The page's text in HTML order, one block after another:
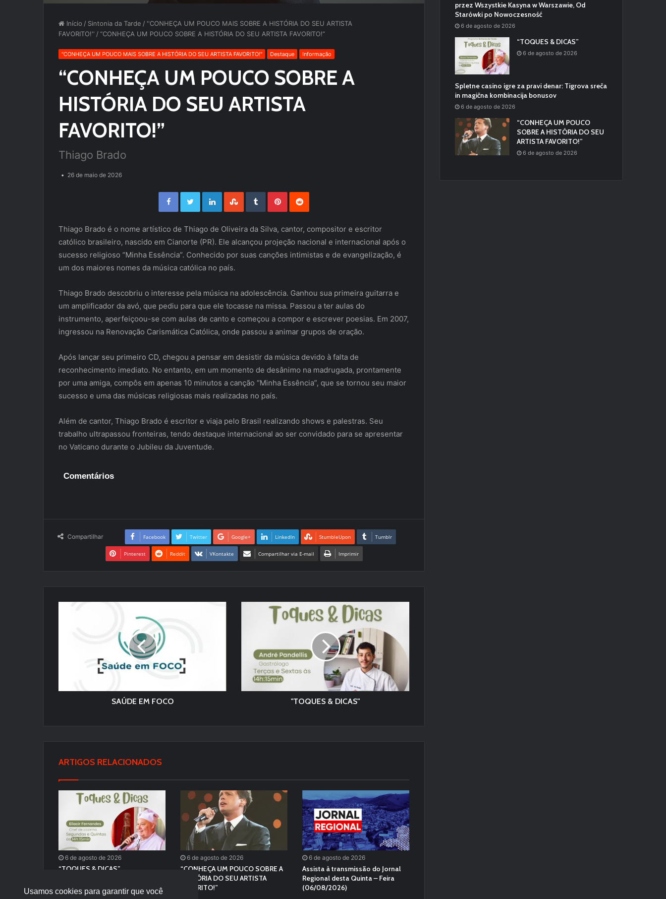
Usamos cookies para garantir que você
Início / Sintonia da Tarde / ''CONHEÇA UM POUCO MAIS SOBRE A HISTÓRIA DO SEU ARTISTA
FAVORITO!'' /“CONHEÇA UM POUCO SOBRE A HISTÓRIA DO SEU ARTISTA FAVORITO!”
''CONHEÇA UM POUCO MAIS SOBRE A HISTÓRIA DO SEU ARTISTA FAVORITO!'' Destaque Informação
“CONHEÇA UM POUCO SOBRE A
HISTÓRIA DO SEU ARTISTA
FAVORITO!”
Thiago Brado
26 de maio de 2026
Facebook Twitter LinkedIn StumbleUpon Tumblr Pinterest
Thiago Brado é o nome artístico de Thiago de Oliveira da Silva, cantor, compositor e escritor
católico brasileiro, nascido em Cianorte (PR). Ele alcançou projeção nacional e internacional após o
sucesso religioso “Minha Essência”. Conhecido por suas canções intimistas e de evangelização, é
um dos maiores nomes da música católica no país.
Thiago Brado descobriu o interesse pela música na adolescência. Ganhou sua primeira guitarra e
um amplificador da avó, que pediu para que ele tocasse na missa. Passou a ter aulas do
instrumento, aperfeiçoou-se com aulas de canto e começou a compor e escrever poesias. Em 2007,
ingressou na Renovação Carismática Católica, onde passou a animar grupos de oração.
Após lançar seu primeiro CD, chegou a pensar em desistir da música devido à falta de
reconhecimento imediato. No entanto, em um momento de desânimo na madrugada, prontamente
por uma amiga, compôs em apenas 10 minutos a canção “Minha Essência”, que se tornou seu maior
sucesso e uma das músicas religiosas mais realizadas no país.
Além de cantor, Thiago Brado é escritor e viaja pelo Brasil realizando shows e palestras. Seu
trabalho ultrapassou fronteiras, tendo destaque internacional ao ser convidado para se apresentar
no Vaticano durante o Jubileu da Juventude.
Comentários
Compartilhar Facebook Twitter Google+ LinkedIn StumbleUpon Tumblr
Pinterest Reddit VKontakte Compartilhar via E-mail Imprimir
SAÚDE EM FOCO "TOQUES & DICAS"
ARTIGOS RELACIONADOS
6 de agosto de 2026
“TOQUES & DICAS”
6 de agosto de 2026
“CONHEÇA UM POUCO SOBRE A
HISTÓRIA DO SEU ARTISTA
FAVORITO!”
6 de agosto de 2026
Assista à transmissão do Jornal
Regional desta Quinta – Feira
(06/08/2026)
przez Wszystkie Kasyna w Warszawie, Od
Starówki po Nowoczesność
6 de agosto de 2026
“TOQUES & DICAS”
6 de agosto de 2026
Spletne casino igre za pravi denar: Tigrova sreča
in magična kombinacija bonusov
6 de agosto de 2026
“CONHEÇA UM POUCO
SOBRE A HISTÓRIA DO SEU
ARTISTA FAVORITO!”
6 de agosto de 2026